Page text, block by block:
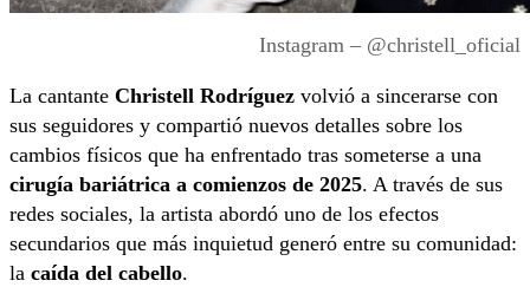
Instagram – @christell_oficial
La cantante Christell Rodríguez volvió a sincerarse con
sus seguidores y compartió nuevos detalles sobre los
cambios físicos que ha enfrentado tras someterse a una
cirugía bariátrica a comienzos de 2025. A través de sus
redes sociales, la artista abordó uno de los efectos
secundarios que más inquietud generó entre su comunidad:
la caída del cabello.